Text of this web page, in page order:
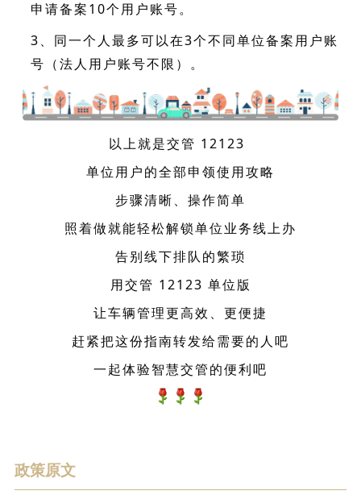
申请备案10个用户账号。
3、同一个人最多可以在3个不同单位备案用户账
号（法人用户账号不限）。
以上就是交管 12123
单位用户的全部申领使用攻略
步骤清晰、操作简单
照着做就能轻松解锁单位业务线上办
告别线下排队的繁琐
用交管 12123 单位版
让车辆管理更高效、更便捷
赶紧把这份指南转发给需要的人吧
一起体验智慧交管的便利吧
政策原文